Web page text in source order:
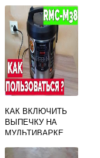
КАК ВКЛЮЧИТЬ
ВЫПЕЧКУ НА
МУЛЬТИВАРКЕ